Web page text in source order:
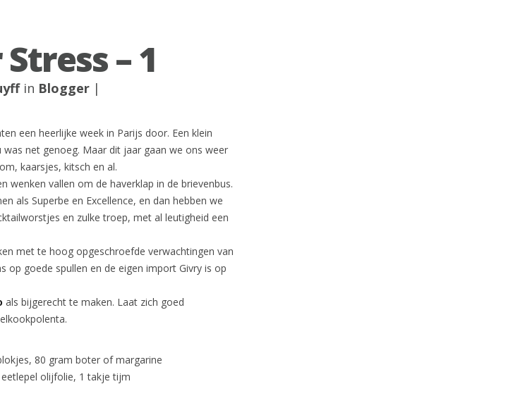
– 1
in Blogger |
een heerlijke week in Parijs door. Een klein
net genoeg. Maar dit jaar gaan we ons weer
kaarsjes, kitsch en al.
wenken vallen om de haverklap in de brievenbus.
als Superbe en Excellence, en dan hebben we
en zulke troep, met al leutigheid een
met te hoog opgeschroefde verwachtingen van
op goede spullen en de eigen import Givry is op
als bijgerecht te maken. Laat zich goed
80 gram boter of margarine
olijfolie, 1 takje tijm